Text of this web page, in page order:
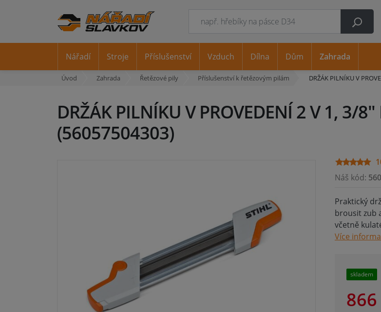
Úvod Zahrada Řetězové pily Příslušenství k řetězovým pilám DRŽÁK PILNÍKU V
DRŽÁK PILNÍKU V PROVEDENÍ 2 V 1, 3/
(56057504303)
Náš kód:
Praktický
brousit zub
včetně
Více
skladem
866
Nářadí Stroje Příslušenství Vzduch Dílna Dům Zahrada